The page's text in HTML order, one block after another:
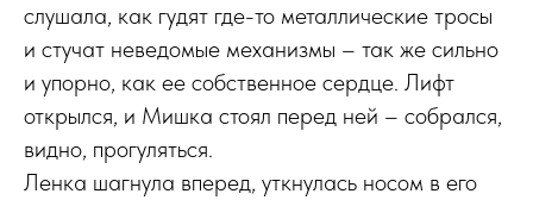
слушала, как гудят где-то металлические тросы
и стучат неведомые механизмы – так же сильно
и упорно, как ее собственное сердце. Лифт
открылся, и Мишка стоял перед ней – собрался,
видно, прогуляться.
Ленка шагнула вперед, уткнулась носом в его